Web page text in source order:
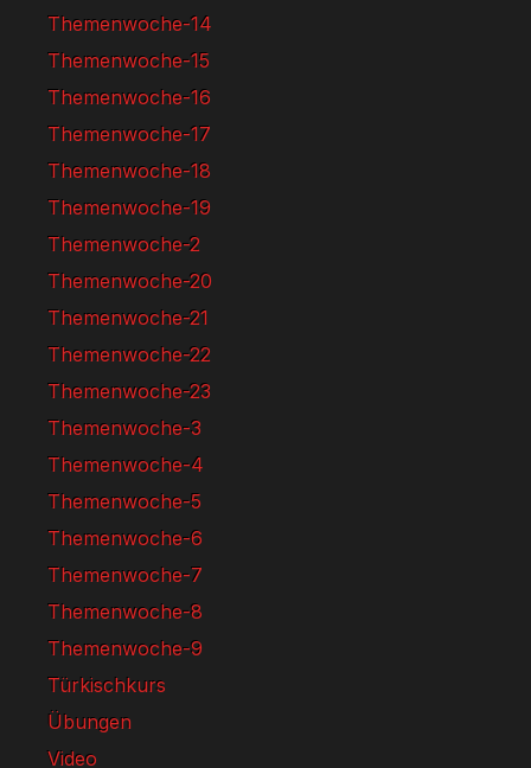
Themenwoche-14
Themenwoche-15
Themenwoche-16
Themenwoche-17
Themenwoche-18
Themenwoche-19
Themenwoche-2
Themenwoche-20
Themenwoche-21
Themenwoche-22
Themenwoche-23
Themenwoche-3
Themenwoche-4
Themenwoche-5
Themenwoche-6
Themenwoche-7
Themenwoche-8
Themenwoche-9
Türkischkurs
Übungen
Video